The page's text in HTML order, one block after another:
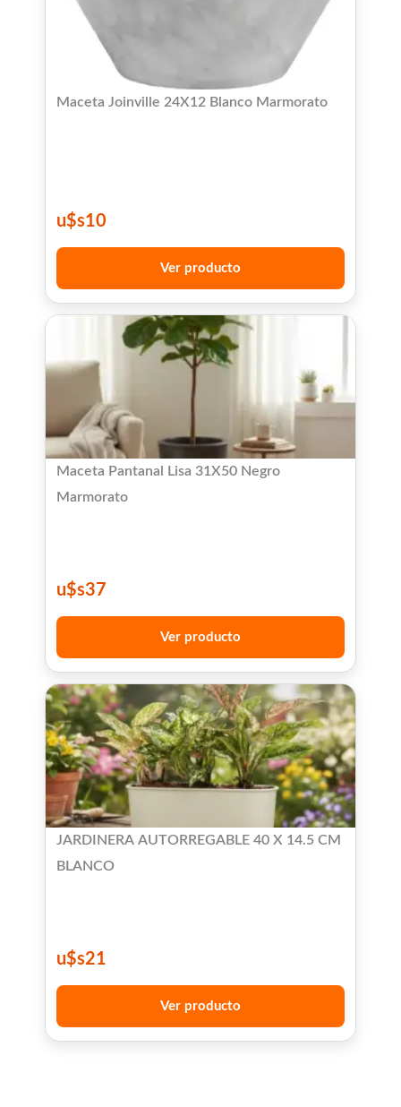
Maceta Joinville 24X12 Blanco Marmorato
u$s10
Ver producto
Maceta Pantanal Lisa 31X50 Negro
Marmorato
u$s37
Ver producto
JARDINERA AUTORREGABLE 40 X 14.5 CM
BLANCO
u$s21
Ver producto